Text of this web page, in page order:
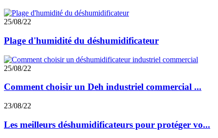
25/08/22
Plage d'humidité du déshumidificateur
25/08/22
Comment choisir un Deh industriel commercial ...
23/08/22
Les meilleurs déshumidificateurs pour protéger vo...